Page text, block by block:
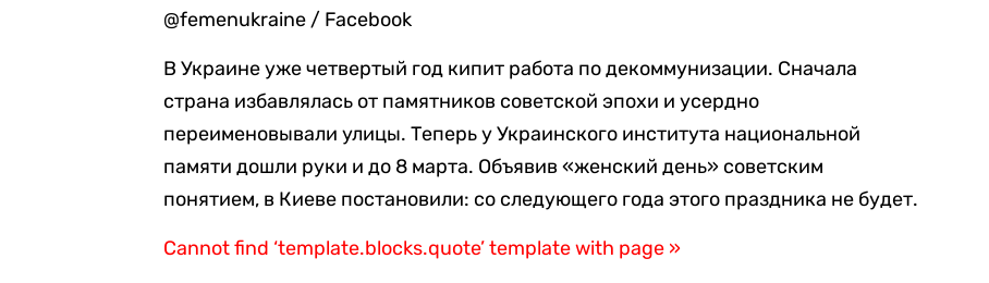
@femenukraine / Facebook
В Украине уже четвертый год кипит работа по декоммунизации. Сначала
страна избавлялась от памятников советской эпохи и усердно
переименовывали улицы. Теперь у Украинского института национальной
памяти дошли руки и до 8 марта. Объявив «женский день» советским
понятием, в Киеве постановили: со следующего года этого праздника не будет.
Cannot find ‘template.blocks.quote’ template with page »